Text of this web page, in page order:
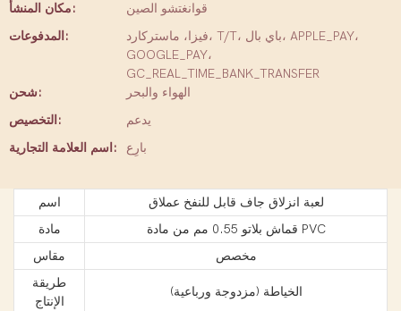
مكان المنشأ:
قوانغتشو الصين
المدفوعات:
فيزا، ماستركارد، T/T، باي بال، APPLE_PAY،
GOOGLE_PAY،
GC_REAL_TIME_BANK_TRANSFER
شحن:
الهواء والبحر
التخصيص:
يدعم
اسم العلامة التجارية:
بارِع
اسم
لعبة انزلاق جاف قابل للنفخ عملاق
مادة
قماش بلاتو 0.55 مم من مادة PVC
مقاس
مخصص
طريقة
الإنتاج
الخياطة (مزدوجة ورباعية)